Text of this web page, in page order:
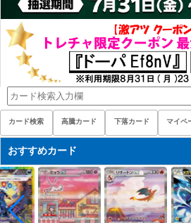
カード検索 高騰カード 下落カード マイペ
おすすめカード